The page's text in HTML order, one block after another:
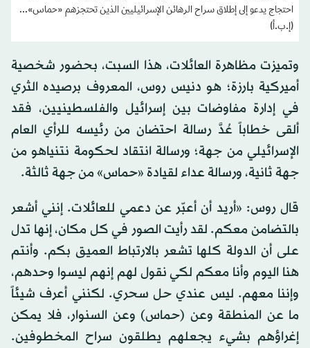
احتجاج يدعو إلى إطلاق سراح الرهائن الإسرائيليين الذين تحتجزهم «حماس»...
(إ.ب.أ)
وتميزت مظاهرة العائلات، هذا السبت، بحضور شخصية
أميركية بارزة؛ هو دنيس روس، المعروف برصيده الثري
في إدارة مفاوضات بين إسرائيل والفلسطينيين، فقد
ألقى خطاباً عُدَّ رسالة احتضان من رئيسه للرأي العام
الإسرائيلي من جهة؛ ورسالة انتقاد لحكومة نتنياهو من
جهة ثانية، ورسالة عداء لقيادة «حماس» من جهة ثالثة.
قال روس: «أريد أن أعبّر عن دعمي للعائلات. إنني أشعر
بالتضامن معكم. لقد رأيت الصور في كل مكان، إنها تدل
على أن الدولة كلها تشعر بالارتباط العميق بكم. وأنتم
هنا اليوم وأنا معكم لكي نقول لهم إنهم ليسوا وحدهم،
وإننا معهم. ليس عندي حل سحري. لكنني أعرف شيئاً
ما عن المنطقة وعن (حماس) وعن السنوار، فلا يمكن
إغراؤهم بشيء يجعلهم يطلقون سراح المخطوفين.